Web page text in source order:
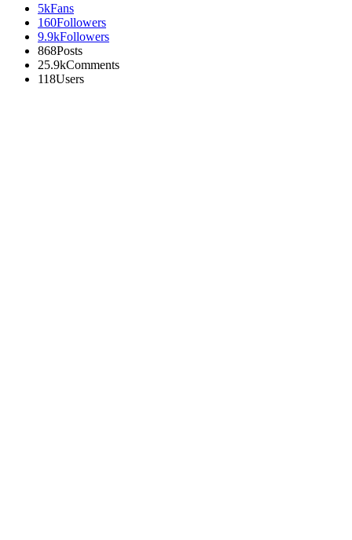
5kFans
160Followers
9.9kFollowers
868Posts
25.9kComments
118Users